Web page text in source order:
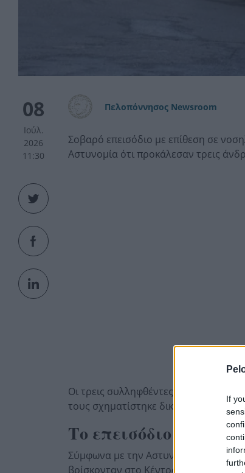
If
08
Ιούλ.
2026
11:30
Πελοπόννησος Newsroom
Σοβαρό επεισόδιο με επίθεση σε
Αστυνομία ότι προκάλεσαν τρεις
Οι τρεις συλληφθέντες, ηλικίας 34,
τους σχηματίστηκε δικογραφία για
Το επεισόδιο στο
Σύμφωνα με την Αστυνομία, όλα
βρίσκονταν στο Κέντρο Υγείας